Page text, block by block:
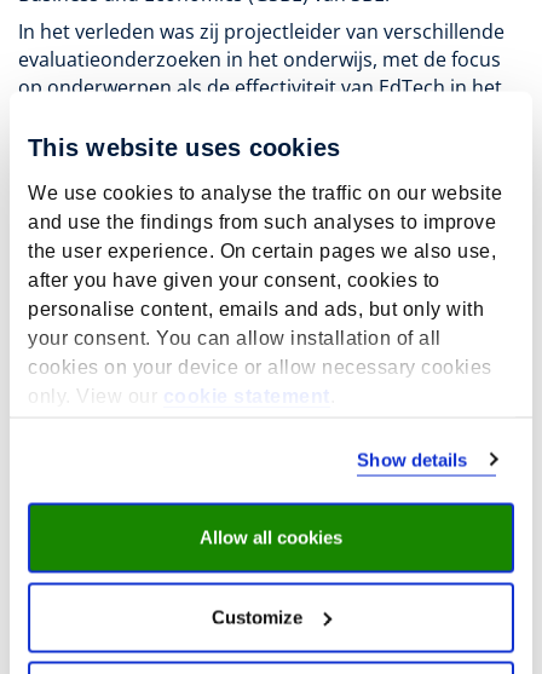
This website uses cookies
We use cookies to analyse the traffic on our website
and use the findings from such analyses to improve
the user experience. On certain pages we also use,
after you have given your consent, cookies to
personalise content, emails and ads, but only with
your consent. You can allow installation of all
cookies on your device or allow necessary cookies
only. View our
cookie statement
Show details
Allow all cookies
Customize
In het verleden was zij projectleider van verschillende
evaluatieonderzoeken in het onderwijs, met de focus
op onderwerpen als de effectiviteit van EdTech in het
effectiviteit van remediëringsprogramma's in het
tijdens de COVID-19-pandemie, de effectiviteit van
zomerscholen en een actief arbeidsmarktbeleid, zoals
omscholingsprogramma's of trainingsprogramma's
voor schoolleiders.
van de Werfhorst, H. G., Zwier , D., Geven , S., Bol,
Inequality in
pandemic effects on school track placement and
the role of social and academic embeddedness
npj Science of Learning,9(1), Article 71.
https://doi.org/10.1038/s41539-024-00283-1
Meer informatie over deze publicatie